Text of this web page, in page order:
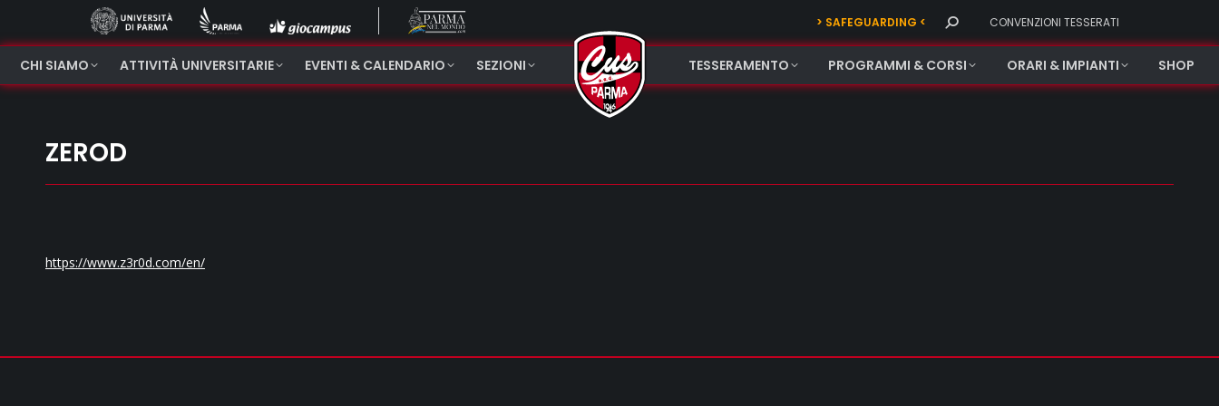
> SAFEGUARDING < Search: CONVENZIONI TESSERATI
CHI SIAMO ATTIVITÀ UNIVERSITARIE EVENTI & CALENDARIO SEZIONI TESSERAMENTO PROGRAMMI & CORSI ORARI & IMPIANTI SHOP
ZEROD
https://www.z3r0d.com/en/